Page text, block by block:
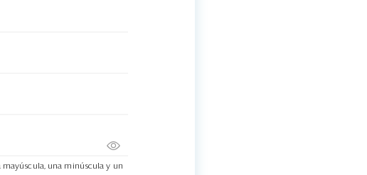
mayúscula, una minúscula y un